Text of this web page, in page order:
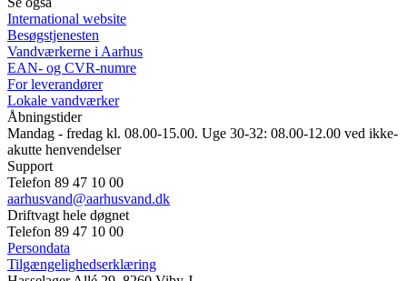
International website
Besøgstjenesten
Vandværkerne i Aarhus
EAN- og CVR-numre
For leverandører
Lokale vandværker
Åbningstider
Mandag - fredag kl. 08.00-15.00. Uge 30-32: 08.00-12.00 ved ikke-
akutte henvendelser
Support
Telefon 89 47 10 00
aarhusvand@aarhusvand.dk
Driftvagt hele døgnet
Telefon 89 47 10 00
Persondata
Tilgængelighedserklæring